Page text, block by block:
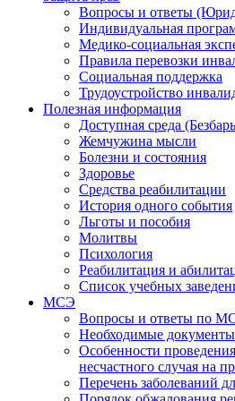
Вопросы и ответы
Индивидуальная
Медико-социальная
Правила перевозки
Социальная поддержка
Трудоустройство
Полезная информация
Доступная среда
Жемчужина мысли
Болезни и состояния
Здоровье
Средства реабилитации
История одного события
Льготы и пособия
Молитвы
Психология
Реабилитация и
Список учебных
МСЭ
Вопросы и ответы по
Необходимые документы
Особенности
несчастного случая на
Перечень заболеваний